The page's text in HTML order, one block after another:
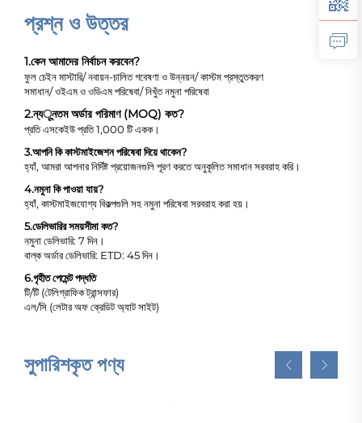
প্রশ্ন ও উত্তর
1.কেন আমাদের নির্বাচন করবেন?
ফুল চেইন মাস্টারি/ নবায়ন-চালিত গবেষণা ও উন্নয়ন/ কাস্টম প্রস্তুতকরণ
সমাধান/ ওইএম ও ওডিএম পরিষেবা/ নিখুঁত নমুনা পরিষেবা
2.ন্যूনতম অর্ডার পরিমাণ (MOQ) কত?
প্রতি এসকেইউ প্রতি 1,000 টি একক।
3.আপনি কি কাস্টমাইজেশন পরিষেবা দিয়ে থাকেন?
হ্যাঁ, আমরা আপনার নির্দিষ্ট প্রয়োজনগুলি পূরণ করতে অনুকূলিত সমাধান সরবরাহ করি।
4.নমুনা কি পাওয়া যায়?
হ্যাঁ, কাস্টমাইজযোগ্য বিকল্পগুলি সহ নমুনা পরিষেবা সরবরাহ করা হয়।
5.ডেলিভারির সময়সীমা কত?
নমুনা ডেলিভারি: 7 দিন।
বাল্ক অর্ডার ডেলিভারি: ETD: 45 দিন।
6.গৃহীত পেমেন্ট পদ্ধতি
টি/টি (টেলিগ্রাফিক ট্রান্সফার)
এল/সি (লেটার অফ ক্রেডিট অ্যাট সাইট)
সুপারিশকৃত পণ্য